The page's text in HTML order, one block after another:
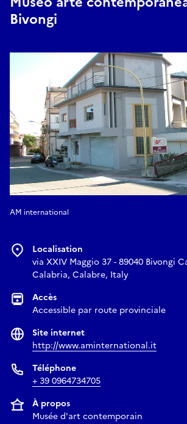
Bivongi
AM international
Localisation
via XXIV Maggio 37 - 89040 Bivongi
Calabria, Calabre, Italy
Accès
Accessible par route provinciale
Site internet
http://www.aminternational.it
Téléphone
+ 39 0964734705
À propos
Musée d'art contemporain